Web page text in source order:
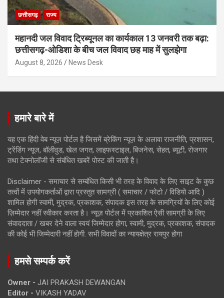
छत्तीसगढ़ राज्य
महानदी जल विवाद ट्रिब्यूनल का कार्यकाल 13 जनवरी तक बढ़ा:
छत्तीसगढ़-ओडिशा के बीच जल विवाद छह माह में सुलझेगा
August 8, 2026 News Desk
हमारे बारे में
यह एक हिंदी वेब न्यूज़ पोर्टल है जिसमें ब्रेकिंग न्यूज़ के अलावा राजनीति, प्रशासन,
ट्रेंडिंग न्यूज, बॉलीवुड, खेल जगत, लाइफस्टाइल, बिजनेस, सेहत, ब्यूटी, रोजगार
तथा टेक्नोलॉजी से संबंधित खबरें पोस्ट की जाती है।
Disclaimer - समाचार से सम्बंधित किसी भी तरह के विवाद के लिए साइट के कुछ
तत्वों में उपयोगकर्ताओं द्वारा प्रस्तुत सामग्री ( समाचार / फोटो / विडियो आदि )
शामिल होगी स्वामी, मुद्रक, प्रकाशक, संपादक इस तरह के सामग्रियों के लिए कोई
ज़िम्मेदार नहीं स्वीकार करता है। न्यूज़ पोर्टल में प्रकाशित ऐसी सामग्री के लिए
संवाददाता / खबर देने वाला स्वयं जिम्मेदार होगा, स्वामी, मुद्रक, प्रकाशक, संपादक
की कोई भी जिम्मेदारी नहीं होगी. सभी विवादों का न्यायक्षेत्र रायपुर होगा
हमसे सम्पर्क करें
Owner - JAI PRAKASH DEWANGAN
Editor - VIKASH YADAV